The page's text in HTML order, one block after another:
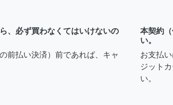
、必ず買わなくてはいけないの
前払い決済）前であれば、キャ
本契約
い。
お支払
ジット
い。